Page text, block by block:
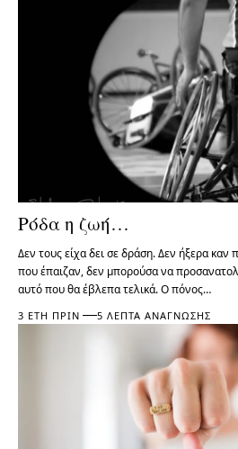
Ρόδα η ζωή…
Δεν τους είχα δει σε δράση. Δεν ήξερα καν
που έπαιζαν, δεν μπορούσα να
αυτό που θα έβλεπα τελικά. Ο πόνος…
3 ΈΤΗ ΠΡΙΝ 5 ΛΕΠΤΆ ΑΝΆΓΝΩΣΗΣ